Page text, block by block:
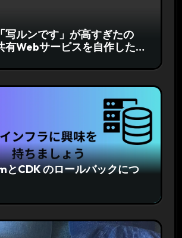
写ルンです」が高すぎたの
有Webサービスを自作した
CDK のロールバックにつ